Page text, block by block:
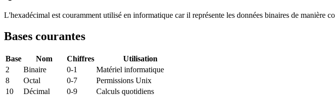
L'hexadécimal est couramment utilisé en informatique car il représente les données binaires de manière
Bases courantes
Base Nom Chiffres
Utilisation
2
Binaire 0-1
Matériel informatique
8
Octal 0-7
Permissions Unix
10
Décimal 0-9
Calculs quotidiens